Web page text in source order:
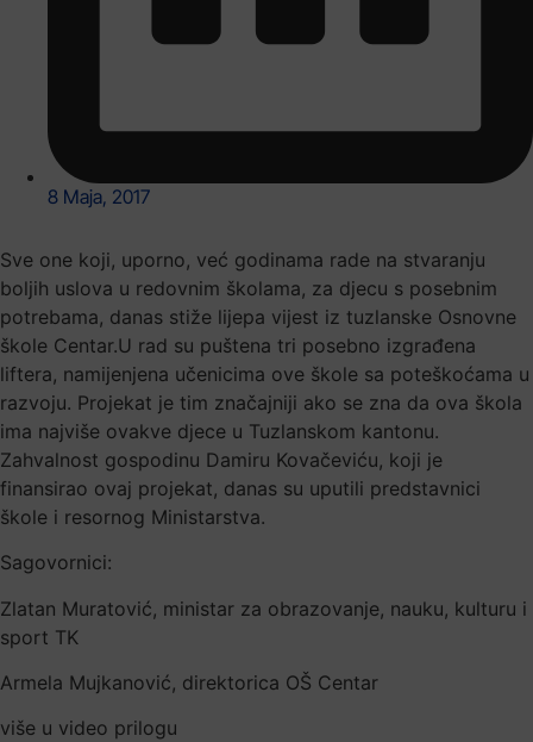
8 Maja, 2017
Sve one koji, uporno, već godinama rade na stvaranju
boljih uslova u redovnim školama, za djecu s posebnim
potrebama, danas stiže lijepa vijest iz tuzlanske Osnovne
škole Centar.U rad su puštena tri posebno izgrađena
liftera, namijenjena učenicima ove škole sa poteškoćama u
razvoju. Projekat je tim značajniji ako se zna da ova škola
ima najviše ovakve djece u Tuzlanskom kantonu.
Zahvalnost gospodinu Damiru Kovačeviću, koji je
finansirao ovaj projekat, danas su uputili predstavnici
škole i resornog Ministarstva.
Sagovornici:
Zlatan Muratović, ministar za obrazovanje, nauku, kulturu i
sport TK
Armela Mujkanović, direktorica OŠ Centar
više u video prilogu